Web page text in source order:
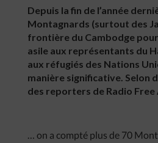
Depuis la fin de l’année
Montagnards (surtout des
frontière du Cambodge
asile aux représentants du
aux réfugiés des Nations
manière significative. Selon
des reporters de Radio Free
… on a compté plus de 70